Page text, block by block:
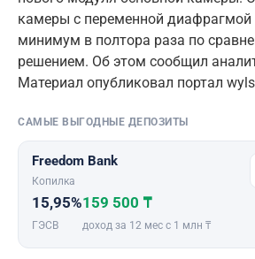
камеры с переменной диафрагмой
минимум в полтора раза по
решением. Об этом сообщил
Материал опубликовал портал
САМЫЕ ВЫГОДНЫЕ ДЕПОЗИТЫ
Freedom Bank
Копилка
15,95%
ГЭСВ
159 500 ₸
доход за 12 мес с 1 млн ₸